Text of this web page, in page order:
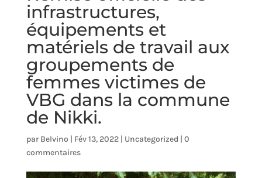
infrastructures,
équipements et
matériels de travail aux
groupements de
femmes victimes de
VBG dans la commune
de Nikki.
par Belvino | Fév 13, 2022| Uncategorized | 0
commentaires